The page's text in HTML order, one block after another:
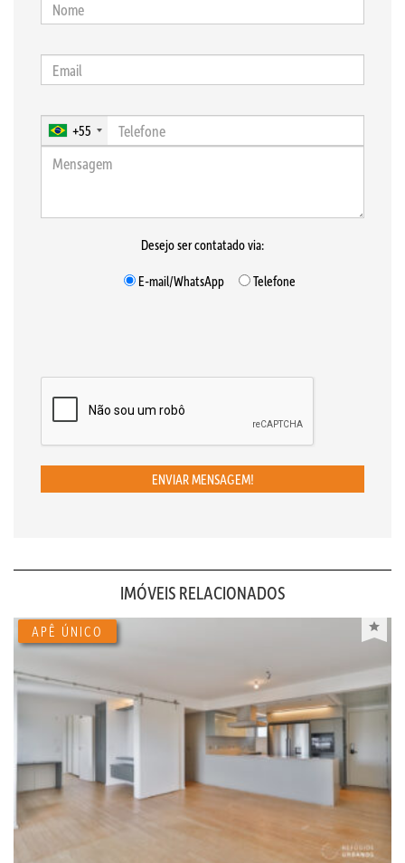
+55
Desejo ser contatado via:
E-mail/WhatsApp
Telefone
ENVIAR MENSAGEM!
IMÓVEIS RELACIONADOS